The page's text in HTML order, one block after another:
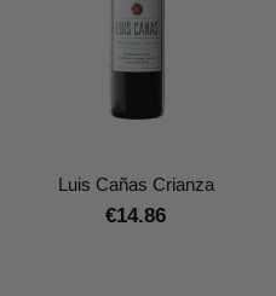
Luis Cañas Crianza
€14.86